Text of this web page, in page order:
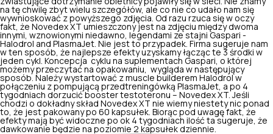
na tę chwilę zbyt wielu szczegółów, ale co nie co udało nam się
wywnioskować z powyższego zdjęcia. Od razu rzuca się w oczy
fakt, że Novedex XT umieszczony jest na zdjęciu między dwoma
innymi, wznowionymi niedawno, legendami ze stajni Gaspari -
Halodrol and PlasmaJet . Nie jest to przypadek. Firma sugeruje nam
w ten sposób, że najlepsze efekty uzyskamy łącząc te 3 środki w
jeden cykl. Koncepcja cyklu na suplementach Gaspari , o której
możemy przeczytać na opakowaniu, wygląda w następujący
sposób. Należy wystartować z muscle builderem Halodrol w
połączeniu z pompującą przedtreningówką PlasmaJet , a po 4
tygodniach dorzucić booster testoteronu – Novedex XT . Jeśli
chodzi o dokładny skład Novedex XT nie wiemy niestety nic ponad
to, że jest pakowany po 60 kapsułek. Biorąc pod uwagę fakt, że
efekty mają być widoczne po ok 4 tygodniach ilość ta sugeruje, że
dawkowanie będzie na poziomie 2 kapsułek dziennie.